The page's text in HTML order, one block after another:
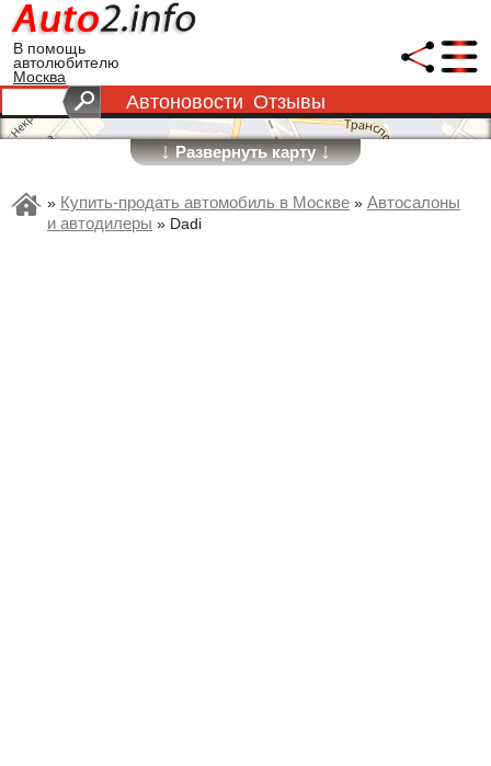
В помощь
автолюбителю
Москва
Автоновости Отзывы
↓Развернуть карту↓
» Купить-продать автомобиль в Москве » Автосалоны
и автодилеры » Dadi